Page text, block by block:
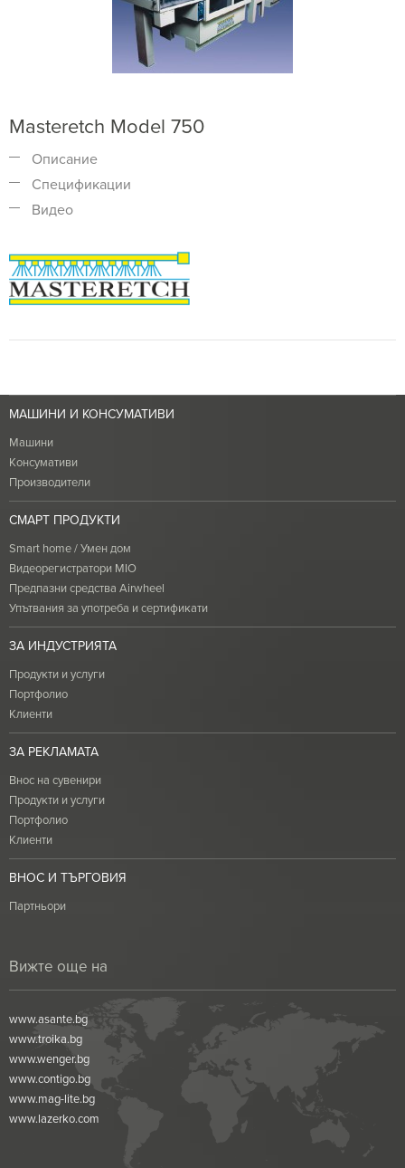
Masteretch Model 750
Описание
Спецификации
Видео
МАШИНИ И КОНСУМАТИВИ
Машини
Консумативи
Производители
СМАРТ ПРОДУКТИ
Smart home / Умен дом
Видеорегистратори MIO
Предпазни средства Airwheel
Упътвания за употреба и сертификати
ЗА ИНДУСТРИЯТА
Продукти и услуги
Портфолио
Клиенти
ЗА РЕКЛАМАТА
Внос на сувенири
Продукти и услуги
Портфолио
Клиенти
ВНОС И ТЪРГОВИЯ
Партньори
Вижте още на
www.asante.bg
www.troika.bg
www.wenger.bg
www.contigo.bg
www.mag-lite.bg
www.lazerko.com